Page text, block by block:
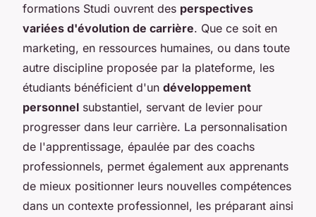
formations Studi ouvrent des perspectives
variées d'évolution de carrière. Que ce soit en
marketing, en ressources humaines, ou dans toute
autre discipline proposée par la plateforme, les
étudiants bénéficient d'un développement
personnel substantiel, servant de levier pour
progresser dans leur carrière. La personnalisation
de l'apprentissage, épaulée par des coachs
professionnels, permet également aux apprenants
de mieux positionner leurs nouvelles compétences
dans un contexte professionnel, les préparant ainsi